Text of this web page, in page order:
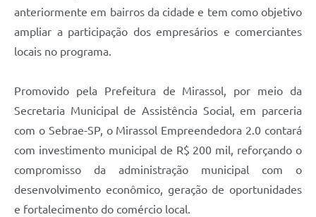
anteriormente em bairros da cidade e tem como objetivo
ampliar a participação dos empresários e comerciantes
locais no programa.
Promovido pela Prefeitura de Mirassol, por meio da
Secretaria Municipal de Assistência Social, em parceria
com o Sebrae-SP, o Mirassol Empreendedora 2.0 contará
com investimento municipal de R$ 200 mil, reforçando o
compromisso da administração municipal com o
desenvolvimento econômico, geração de oportunidades
e fortalecimento do comércio local.